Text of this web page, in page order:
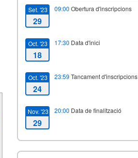
Set. '23
29
09:00 Obertura d'inscripcions
Oct. '23
18
17:30 Data d'inici
Oct. '23
24
23:59 Tancament d'inscripcions
Nov. '23
29
20:00 Data de finalització